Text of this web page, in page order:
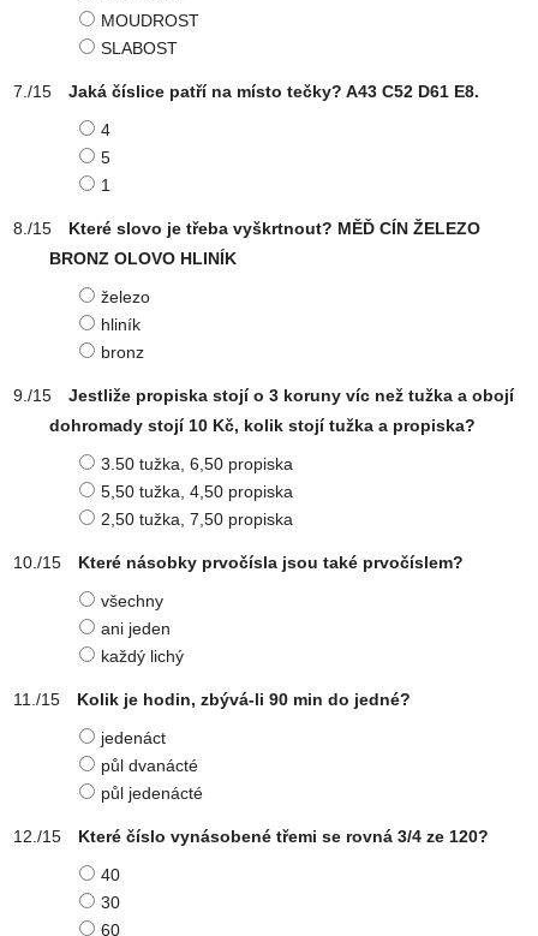
MOUDROST
SLABOST
Jaká číslice patří na místo tečky? A43 C52 D61 E8.
4
5
1
Které slovo je třeba vyškrtnout? MĚĎ CÍN ŽELEZO
BRONZ OLOVO HLINÍK
železo
hliník
bronz
Jestliže propiska stojí o 3 koruny víc než tužka a obojí
dohromady stojí 10 Kč, kolik stojí tužka a propiska?
3.50 tužka, 6,50 propiska
5,50 tužka, 4,50 propiska
2,50 tužka, 7,50 propiska
Které násobky prvočísla jsou také prvočíslem?
všechny
ani jeden
každý lichý
Kolik je hodin, zbývá-li 90 min do jedné?
jedenáct
půl dvanácté
půl jedenácté
Které číslo vynásobené třemi se rovná 3/4 ze 120?
40
30
60